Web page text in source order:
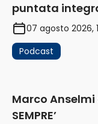
puntata
07 agosto 2026,
Podcast
Marco Anselmi
SEMPRE’